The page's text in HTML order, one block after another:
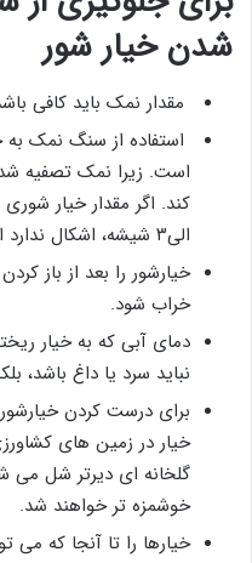
شدن خیار شور
مقدار نمک باید کافی
استفاده از سنگ نمک
است. زیرا نمک تصفیه
الی۳ شیشه، اشکال ندارد از نمک تصفیه شده استفاده کنید.
خیارشور را بعد از باز
خراب شود.
دمای آبی که به خیار
نباید سرد یا داغ باشد،
برای درست کردن
خیار در زمین های
گلخانه ای دیرتر شل می
خوشمزه تر خواهند شد.
خیارها را تا آنجا که می